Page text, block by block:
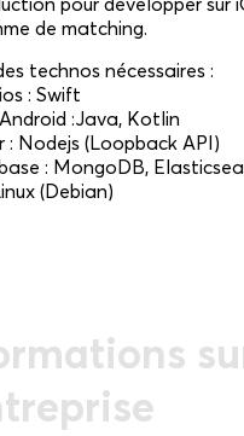
pour développer sur
de matching.
technos nécessaires :
: Swift
:Java, Kotlin
: Nodejs (Loopback API)
: MongoDB,
(Debian)